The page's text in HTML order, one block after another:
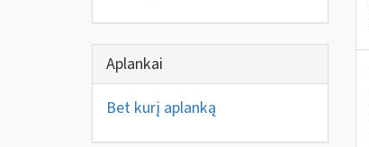
Aplankai
Bet kurį aplanką